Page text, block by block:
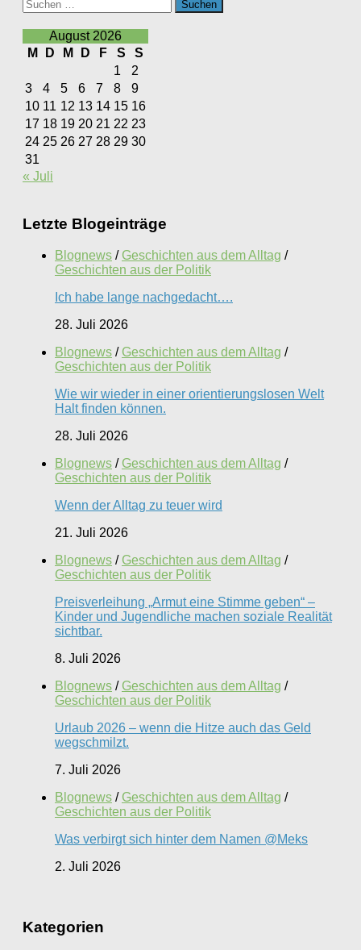
nach:
August 2026
M
D M D F S
S
1
2
3
4 5 6 7 8
9
10 11 12 13 14 15 16
17 18 19 20 21 22 23
24 25 26 27 28 29 30
31
« Juli
Letzte Blogeinträge
Blognews / Geschichten aus dem Alltag /
Geschichten aus der Politik
Ich habe lange nachgedacht….
28. Juli 2026
Blognews / Geschichten aus dem Alltag /
Geschichten aus der Politik
Wie wir wieder in einer orientierungslosen Welt
Halt finden können.
28. Juli 2026
Blognews / Geschichten aus dem Alltag /
Geschichten aus der Politik
Wenn der Alltag zu teuer wird
21. Juli 2026
Blognews / Geschichten aus dem Alltag /
Geschichten aus der Politik
Preisverleihung „Armut eine Stimme geben“ –
Kinder und Jugendliche machen soziale Realität
sichtbar.
8. Juli 2026
Blognews / Geschichten aus dem Alltag /
Geschichten aus der Politik
Urlaub 2026 – wenn die Hitze auch das Geld
wegschmilzt.
7. Juli 2026
Blognews / Geschichten aus dem Alltag /
Geschichten aus der Politik
Was verbirgt sich hinter dem Namen @Meks
2. Juli 2026
Kategorien